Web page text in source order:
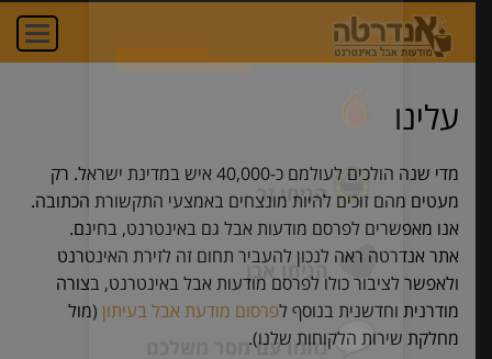
עלינו
מדי שנה הולכים לעולמם כ-40,000 איש במדינת ישראל. רק
מעטים מהם זוכים להיות מונצחים באמצעי התקשורת הכתובה.
אנו מאפשרים לפרסם מודעות אבל גם באינטרנט, בחינם.
אתר אנדרטה ראה לנכון להעביר תחום זה לזירת האינטרנט
ולאפשר לציבור כולו לפרסם מודעות אבל באינטרנט, בצורה
מודרנית וחדשנית בנוסף לפרסום מודעת אבל בעיתון (מול
מחלקת שירות הלקוחות שלנו).
חדש באתר! הוסיפו
מסר אישי שלכם!
הדליקו נר
הניחו זר